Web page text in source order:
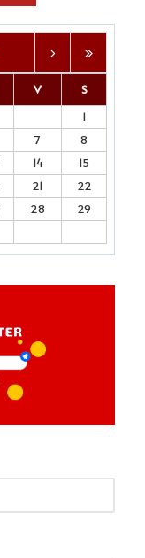
V
S
1
7
8
14
15
21
22
28
29